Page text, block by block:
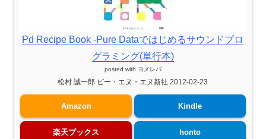
Pd Recipe Book -Pure Dataではじめるサウンドプロ
グラミング(単行本)
posted with ヨメレバ
松村 誠一郎 ビー・エヌ・エヌ新社 2012-02-23
Amazon Kindle
楽天ブックス honto